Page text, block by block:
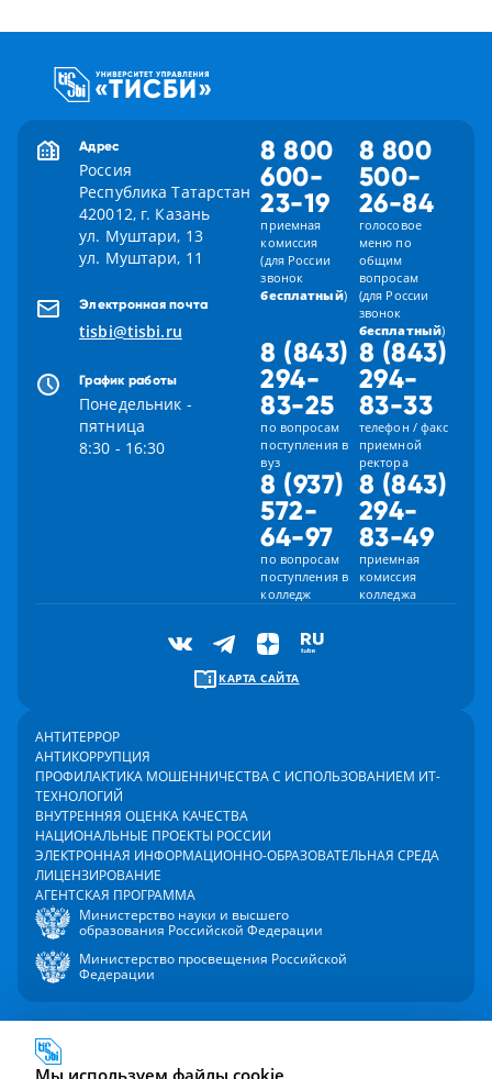
Адрес
Россия
Республика Татарстан
420012, г. Казань
ул. Муштари, 13
ул. Муштари, 11
Электронная почта
tisbi@tisbi.ru
График работы
Понедельник -
пятница
8:30 - 16:30
8 800
600-
23-19
приемная
комиссия
(для России
звонок
бесплатный)
8 800
500-
26-84
голосовое
меню по
общим
вопросам
(для России
звонок
бесплатный)
8 (843)
294-
83-25
по вопросам
поступления в
вуз
8 (843)
294-
83-33
телефон / факс
приемной
ректора
8 (937)
572-
64-97
по вопросам
поступления в
колледж
8 (843)
294-
83-49
приемная
комиссия
колледжа
КАРТА САЙТА
АНТИТЕРРОР
АНТИКОРРУПЦИЯ
ПРОФИЛАКТИКА МОШЕННИЧЕСТВА С ИСПОЛЬЗОВАНИЕМ ИТ-
ТЕХНОЛОГИЙ
ВНУТРЕННЯЯ ОЦЕНКА КАЧЕСТВА
НАЦИОНАЛЬНЫЕ ПРОЕКТЫ РОССИИ
ЭЛЕКТРОННАЯ ИНФОРМАЦИОННО-ОБРАЗОВАТЕЛЬНАЯ СРЕДА
ЛИЦЕНЗИРОВАНИЕ
АГЕНТСКАЯ ПРОГРАММА
Министерство науки и высшего
образования Российской Федерации
Министерство просвещения Российской
Федерации
Политика в отношении обработки персональных данных
Мы используем файлы cookie